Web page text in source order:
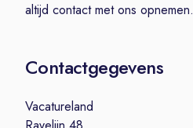
altijd contact met ons opnemen.
Contactgegevens
Vacatureland